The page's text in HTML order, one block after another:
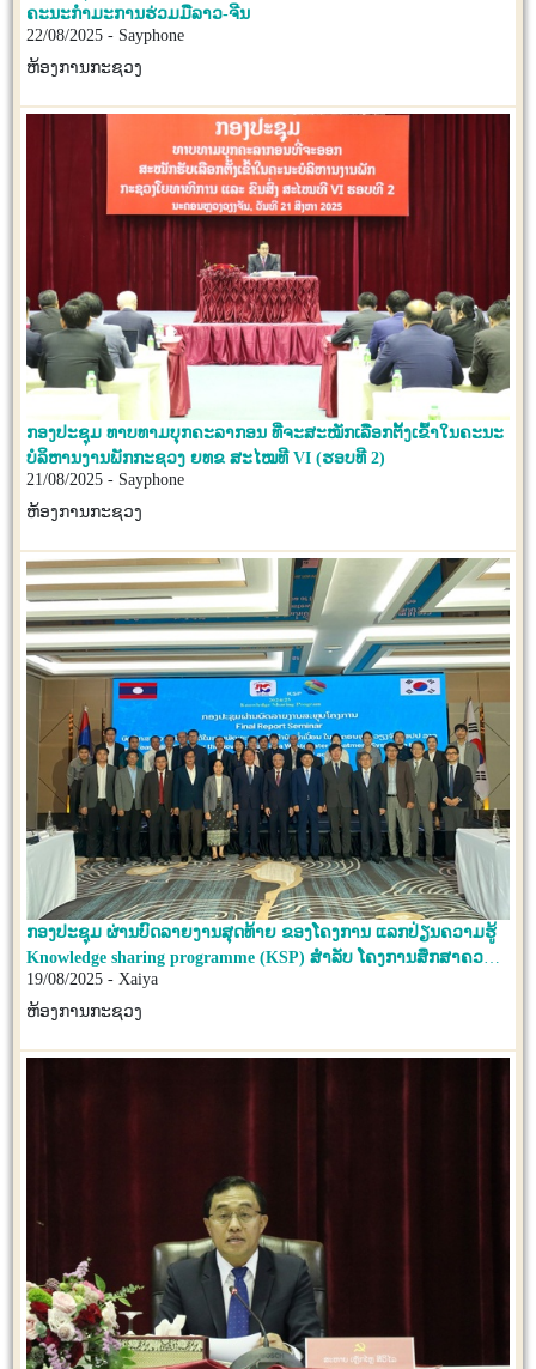
ຄະນະກຳມະການຮ່ວມມືລາວ-ຈີນ
22/08/2025 - Sayphone
ຫ້ອງການກະຊວງ
ກອງປະຊຸມ ທາບທາມບຸກຄະລາກອນ ທີ່ຈະສະໝັກເລືອກຕັ້ງເຂົ້າໃນຄະນະ
ບໍລິຫານງານພັກກະຊວງ ຍທຂ ສະໄໝທີ VI (ຮອບທີ 2)
21/08/2025 - Sayphone
ຫ້ອງການກະຊວງ
ກອງປະຊຸມ ຜ່ານບົດລາຍງານສຸດທ້າຍ ຂອງໂຄງການ ແລກປ່ຽນຄວາມຮູ້
Knowledge sharing programme (KSP) ສໍາລັບ ໂຄງການສຶກສາຄວາມ
ເປັນໄປໄດ້ ຂອງການພັດທະນາ ລະບົບບໍບັດນໍ້າເປື້ອນ ໃນນະຄອນຫຼວງ
ວຽງຈັນ.
19/08/2025 - Xaiya
ຫ້ອງການກະຊວງ